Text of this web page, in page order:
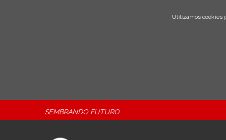
Utilizamos cookies
SEMBRANDO FUTURO